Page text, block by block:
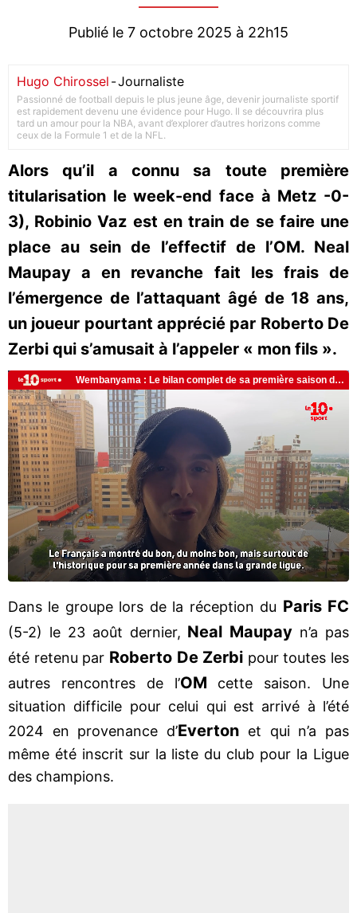
Publié le 7 octobre 2025 à 22h15
Hugo Chirossel -Journaliste
Passionné de football depuis le plus jeune âge, devenir journaliste sportif
est rapidement devenu une évidence pour Hugo. Il se découvrira plus
tard un amour pour la NBA, avant d’explorer d’autres horizons comme
ceux de la Formule 1 et de la NFL.
Alors qu’il a connu sa toute première
titularisation le week-end face à Metz -0-
3), Robinio Vaz est en train de se faire une
place au sein de l’effectif de l’OM. Neal
Maupay a en revanche fait les frais de
l’émergence de l’attaquant âgé de 18 ans,
un joueur pourtant apprécié par Roberto De
Zerbi qui s’amusait à l’appeler « mon fils ».
Dans le groupe lors de la réception du Paris FC
(5-2) le 23 août dernier, Neal Maupay n’a pas
été retenu par Roberto De Zerbi pour toutes les
autres rencontres de l’OM cette saison. Une
situation difficile pour celui qui est arrivé à l’été
2024 en provenance d’Everton et qui n’a pas
même été inscrit sur la liste du club pour la Ligue
des champions.